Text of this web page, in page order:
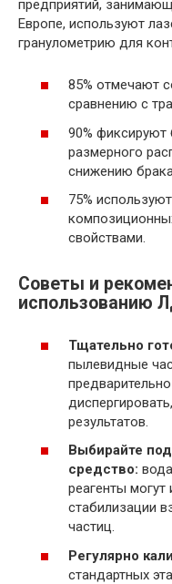
предприятий,
Европе, используют
гранулометрию для
85% отмечают
сравнению с
90% фиксируют
размерного
снижению брака
75%
свойствами.
Советы и
использованию
Тщательно
пылевидные
результатов.
Выбирайте
средство:
реагенты могут
стабилизации
частиц.
Регулярно
стандартных